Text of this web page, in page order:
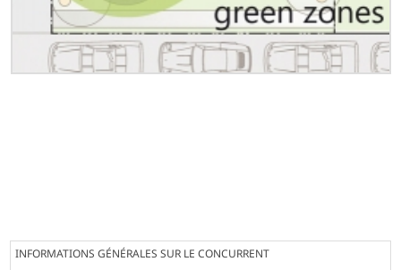
INFORMATIONS GÉNÉRALES SUR LE CONCURRENT